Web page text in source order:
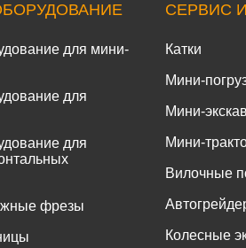
для мини-
для
для
фрезы
СЕРВИС
Катки
Мини-
Мини-
Мини-
Вилочные
Колесные